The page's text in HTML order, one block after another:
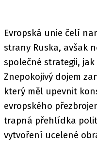
Evropská unie čelí
strany Ruska, avšak
společné strategii,
Znepokojivý dojem
který měl upevnit
evropského
trapná přehlídka
vytvoření ucelené